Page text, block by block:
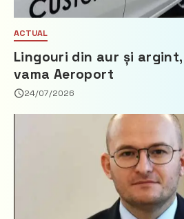
ACTUAL
Lingouri din aur și
vama Aeroport
24/07/2026